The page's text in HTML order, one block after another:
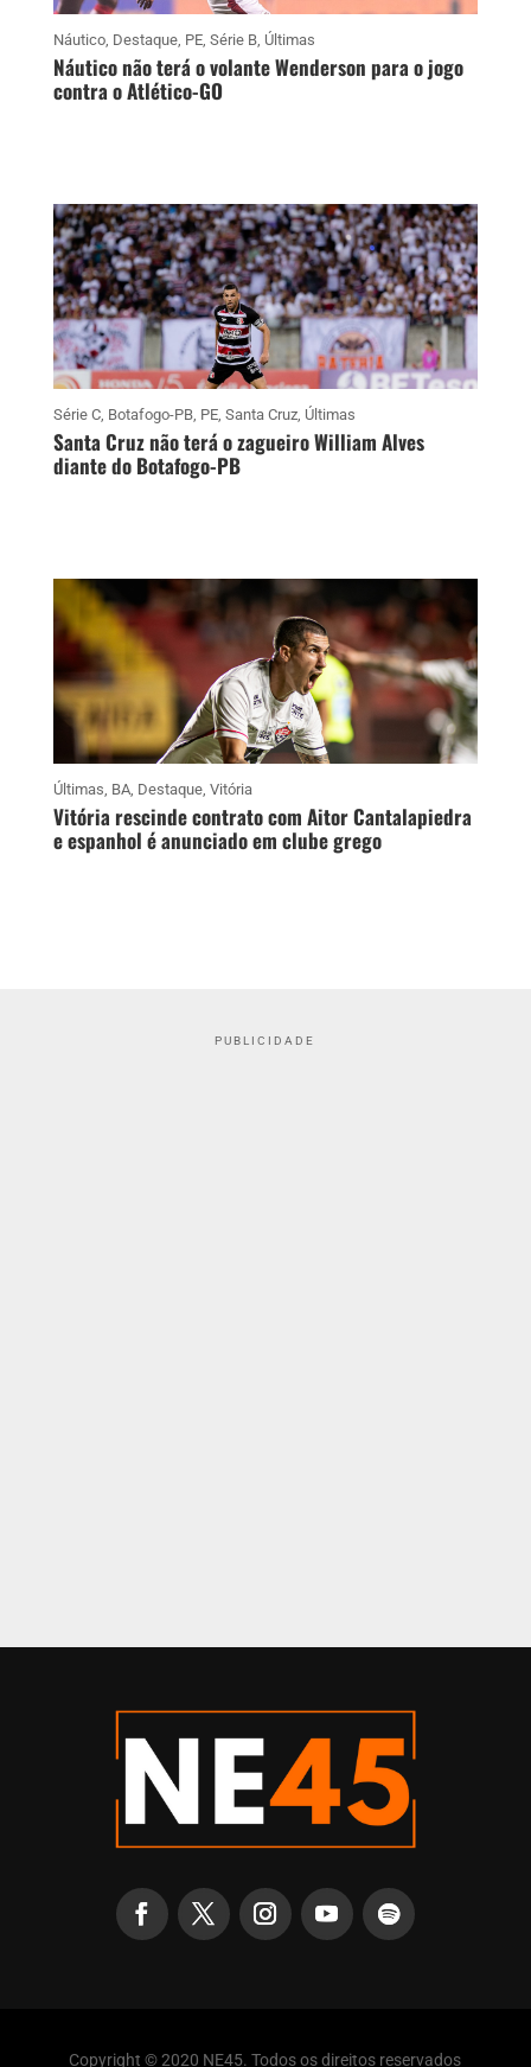
Náutico, Destaque, PE, Série B, Últimas
Náutico não terá o volante Wenderson para o jogo
contra o Atlético-GO
Série C, Botafogo-PB, PE, Santa Cruz, Últimas
Santa Cruz não terá o zagueiro William Alves
diante do Botafogo-PB
Últimas, BA, Destaque, Vitória
Vitória rescinde contrato com Aitor Cantalapiedra
e espanhol é anunciado em clube grego
PUBLICIDADE
Copyright © 2020 NE45. Todos os direitos reservados